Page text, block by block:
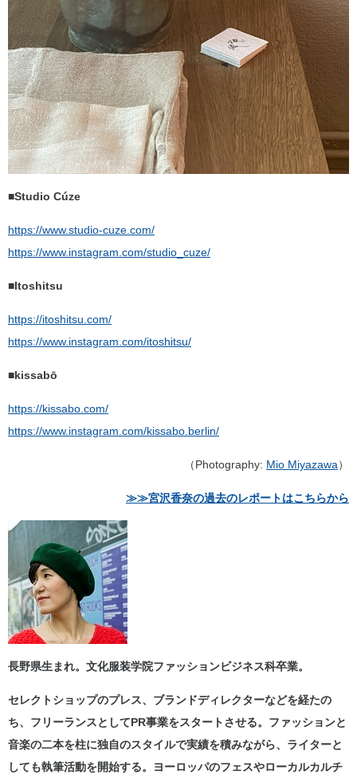
■Studio Cúze
https://www.studio-cuze.com/
https://www.instagram.com/studio_cuze/
■Itoshitsu
https://itoshitsu.com/
https://www.instagram.com/itoshitsu/
■kissabō
https://kissabo.com/
https://www.instagram.com/kissabo.berlin/
（Photography: Mio Miyazawa）
≫≫宮沢香奈の過去のレポートはこちらから
長野県生まれ。文化服装学院ファッションビジネス科卒業。
セレクトショップのプレス、ブランドディレクターなどを経たの
ち、フリーランスとしてPR事業をスタートさせる。ファッションと
音楽の二本を柱に独自のスタイルで実績を積みながら、ライターと
しても執筆活動を開始する。ヨーロッパのフェスやローカルカルチ